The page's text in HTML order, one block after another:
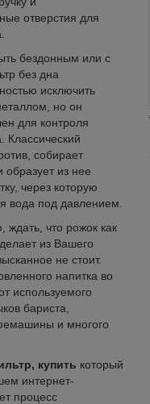
отверстия для
бездонным или с
без дна
исключить
но он
для контроля
Классический
собирает
из нее
через которую
вода под давлением.
что рожок как
из Вашего
не стоит.
напитка во
используемого
бариста,
и многого
купить который
интернет-
процесс